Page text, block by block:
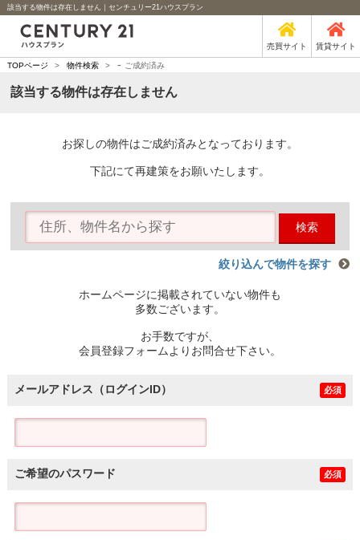
該当する物件は存在しません｜センチュリー21ハウスプラン
売買サイト 賃貸サイト
TOPページ > 物件検索 > - ご成約済み
該当する物件は存在しません
お探しの物件はご成約済みとなっております。
下記にて再建策をお願いたします。
検索
絞り込んで物件を探す
ホームページに掲載されていない物件も
多数ございます。
お手数ですが、
会員登録フォームよりお問合せ下さい。
メールアドレス（ログインID） 必須
ご希望のパスワード 必須